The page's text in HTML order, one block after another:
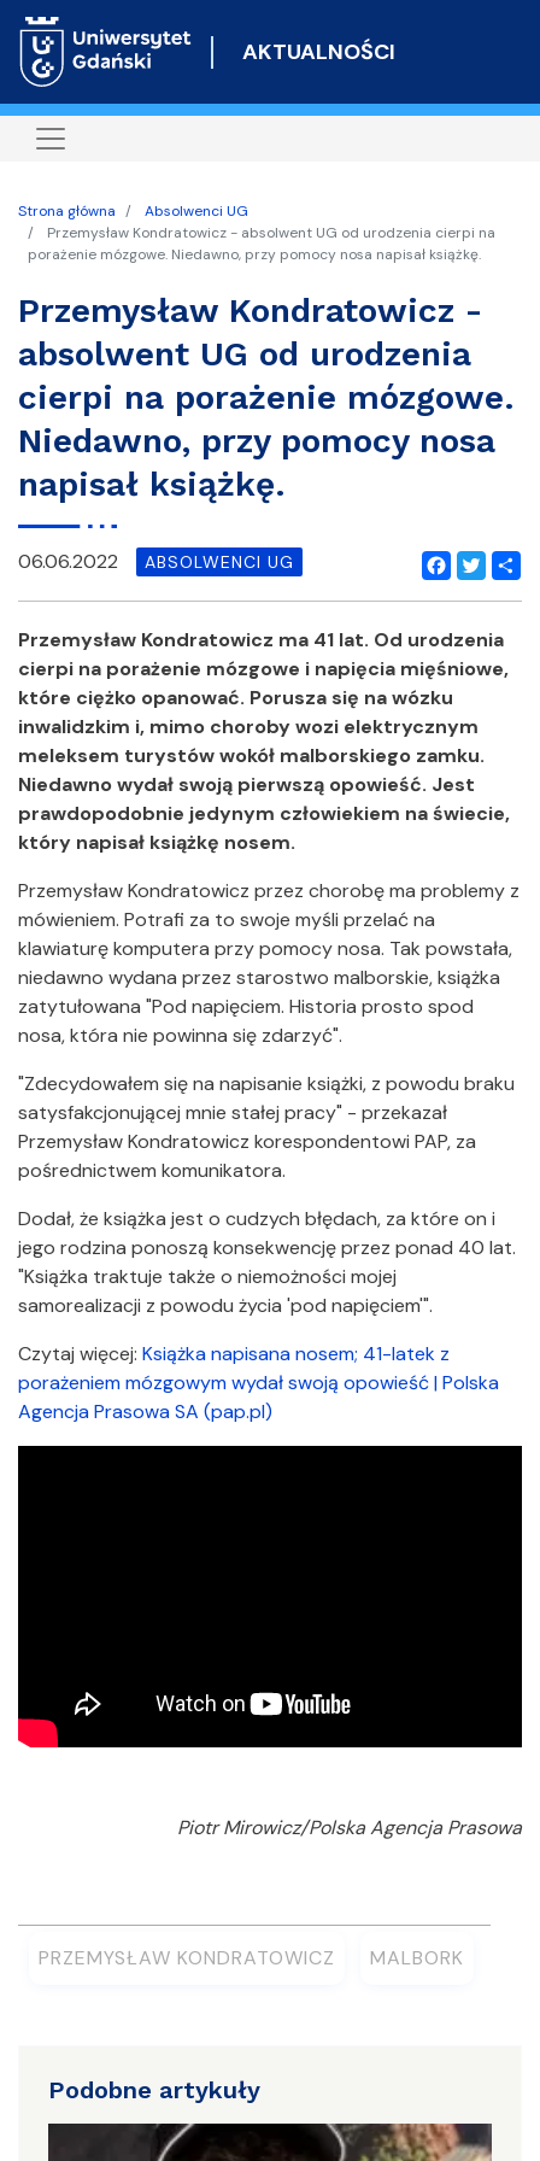
do
AKTUALNOŚCI
Strona główna
Absolwenci UG
Przemysław Kondratowicz - absolwent UG od urodzenia cierpi na
porażenie mózgowe. Niedawno, przy pomocy nosa napisał książkę.
Przemysław Kondratowicz -
absolwent UG od urodzenia
cierpi na porażenie mózgowe.
Niedawno, przy pomocy nosa
napisał książkę.
Facebook
Twitter
06.06.2022 ABSOLWENCI UG
Przemysław Kondratowicz ma 41 lat. Od urodzenia
cierpi na porażenie mózgowe i napięcia mięśniowe,
które ciężko opanować. Porusza się na wózku
inwalidzkim i, mimo choroby wozi elektrycznym
meleksem turystów wokół malborskiego zamku.
Niedawno wydał swoją pierwszą opowieść. Jest
prawdopodobnie jedynym człowiekiem na świecie,
który napisał książkę nosem.
Przemysław Kondratowicz przez chorobę ma problemy z
mówieniem. Potrafi za to swoje myśli przelać na
klawiaturę komputera przy pomocy nosa. Tak powstała,
niedawno wydana przez starostwo malborskie, książka
zatytułowana "Pod napięciem. Historia prosto spod
nosa, która nie powinna się zdarzyć".
"Zdecydowałem się na napisanie książki, z powodu braku
satysfakcjonującej mnie stałej pracy" - przekazał
Przemysław Kondratowicz korespondentowi PAP, za
pośrednictwem komunikatora.
Dodał, że książka jest o cudzych błędach, za które on i
jego rodzina ponoszą konsekwencję przez ponad 40 lat.
"Książka traktuje także o niemożności mojej
samorealizacji z powodu życia 'pod napięciem'".
Czytaj więcej: Książka napisana nosem; 41-latek z
porażeniem mózgowym wydał swoją opowieść | Polska
Agencja Prasowa SA (pap.pl)
Piotr Mirowicz/Polska Agencja Prasowa
PRZEMYSŁAW KONDRATOWICZ MALBORK
Podobne artykuły